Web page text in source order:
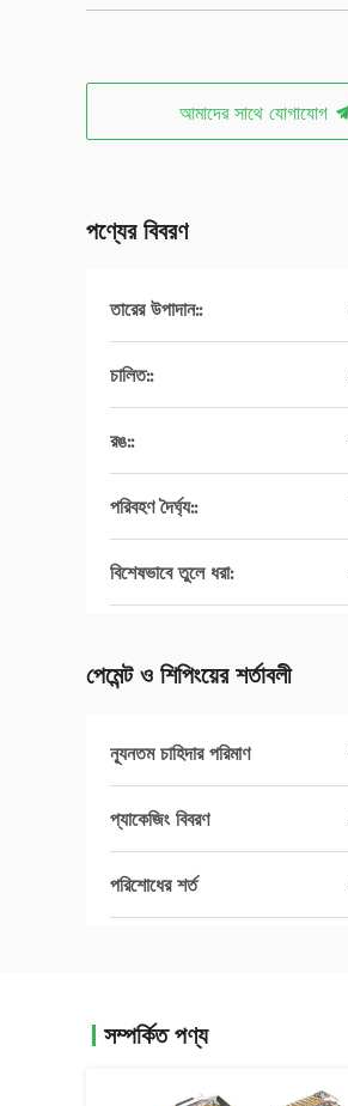
আমাদের সাথে যোগাযোগ
পণ্যের বিবরণ
তারের উপাদান::
চালিত::
রঙ::
পরিবহণ দৈর্ঘ্য::
বিশেষভাবে তুলে ধরা:
পেমেন্ট ও শিপিংয়ের শর্তাবলী
ন্যূনতম চাহিদার পরিমাণ
প্যাকেজিং বিবরণ
পরিশোধের শর্ত
সম্পর্কিত পণ্য